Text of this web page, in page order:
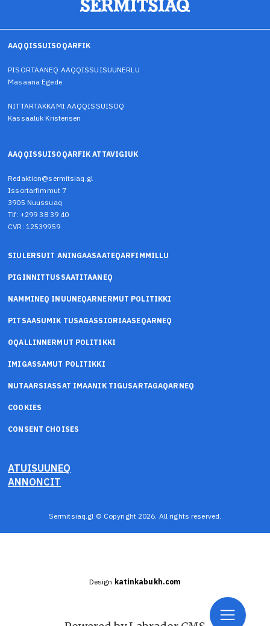
AAQQISSUISOQARFIK
PISORTAANEQ AAQQISSUISUUNERLU
Masaana Egede
NITTARTAKKAMI AAQQISSUISOQ
Kassaaluk Kristensen
AAQQISSUISOQARFIK ATTAVIGIUK
Redaktion@sermitsiaq.gl
Issortarfimmut 7
3905 Nuussuaq
Tlf: +299 38 39 40
CVR: 12539959
SIULERSUIT ANINGAASAATEQARFIMMILLU
PIGINNITTUSSAATITAANEQ
NAMMINEQ INUUNEQARNERMUT POLITIKKI
PITSAASUMIK TUSAGASSIORIAASEQARNEQ
OQALLINNERMUT POLITIKKI
IMIGASSAMUT POLITIKKI
NUTAARSIASSAT IMAANIK TIGUSARTAGAQARNEQ
COOKIES
CONSENT CHOISES
ATUISUUNEQ
ANNONCIT
Sermitsiaq.gl © Copyright 2026. All rights reserved.
Design katinkabukh.com